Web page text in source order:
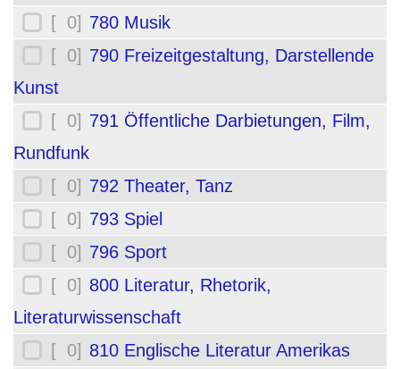
[ 0] 780 Musik
[ 0] 790 Freizeitgestaltung, Darstellende
Kunst
[ 0] 791 Öffentliche Darbietungen, Film,
Rundfunk
[ 0] 792 Theater, Tanz
[ 0] 793 Spiel
[ 0] 796 Sport
[ 0] 800 Literatur, Rhetorik,
Literaturwissenschaft
[ 0] 810 Englische Literatur Amerikas